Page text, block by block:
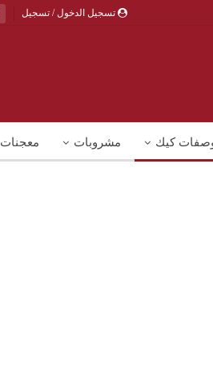
تسجيل الدخول / تسجيل
كيك مشروبات معجنات